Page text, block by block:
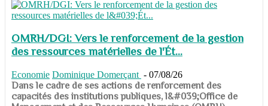
OMRH/DGI: Vers le renforcement de la gestion
des ressources matérielles de l'Ét...
Economie Dominique Domerçant - 07/08/26
Dans le cadre de ses actions de renforcement des
capacités des institutions publiques, l&#039;Office de